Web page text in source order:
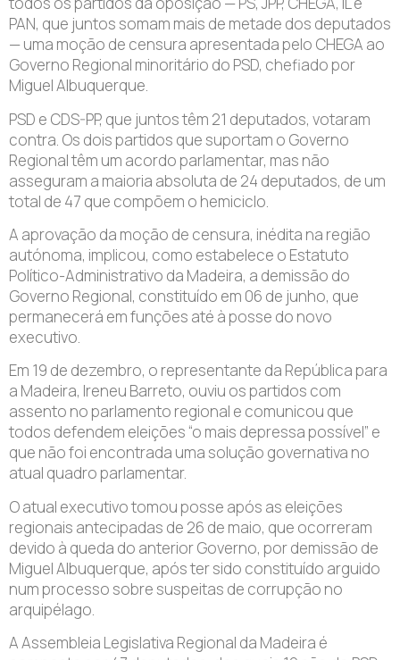
PAN, que juntos somam mais de metade dos deputados
— uma moção de censura apresentada pelo CHEGA ao
Governo Regional minoritário do PSD, chefiado por
Miguel Albuquerque.
PSD e CDS-PP, que juntos têm 21 deputados, votaram
contra. Os dois partidos que suportam o Governo
Regional têm um acordo parlamentar, mas não
asseguram a maioria absoluta de 24 deputados, de um
total de 47 que compõem o hemiciclo.
A aprovação da moção de censura, inédita na região
autónoma, implicou, como estabelece o Estatuto
Político-Administrativo da Madeira, a demissão do
Governo Regional, constituído em 06 de junho, que
permanecerá em funções até à posse do novo
executivo.
Em 19 de dezembro, o representante da República para
a Madeira, Ireneu Barreto, ouviu os partidos com
assento no parlamento regional e comunicou que
todos defendem eleições “o mais depressa possível” e
que não foi encontrada uma solução governativa no
atual quadro parlamentar.
O atual executivo tomou posse após as eleições
regionais antecipadas de 26 de maio, que ocorreram
devido à queda do anterior Governo, por demissão de
Miguel Albuquerque, após ter sido constituído arguido
num processo sobre suspeitas de corrupção no
arquipélago.
A Assembleia Legislativa Regional da Madeira é